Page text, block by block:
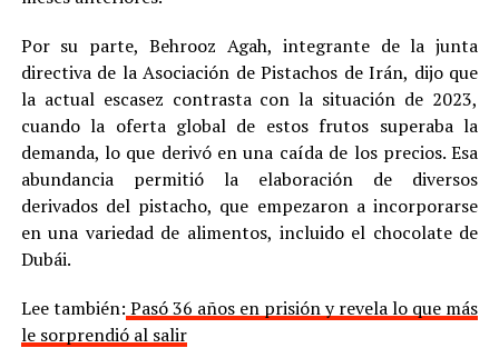
Por su parte, Behrooz Agah, integrante de la junta
directiva de la Asociación de Pistachos de Irán, dijo que
la actual escasez contrasta con la situación de 2023,
cuando la oferta global de estos frutos superaba la
demanda, lo que derivó en una caída de los precios. Esa
abundancia permitió la elaboración de diversos
derivados del pistacho, que empezaron a incorporarse
en una variedad de alimentos, incluido el chocolate de
Dubái.
Lee también: Pasó 36 años en prisión y revela lo que más
le sorprendió al salir